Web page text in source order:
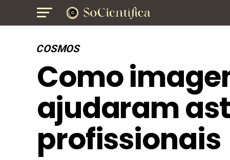
COSMOS
Como
ajudaram
profissionais